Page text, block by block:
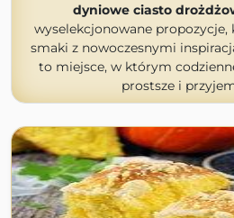
dyniowe ciasto
wyselekcjonowane propozycje,
smaki z nowoczesnymi
to miejsce, w którym
prostsze i